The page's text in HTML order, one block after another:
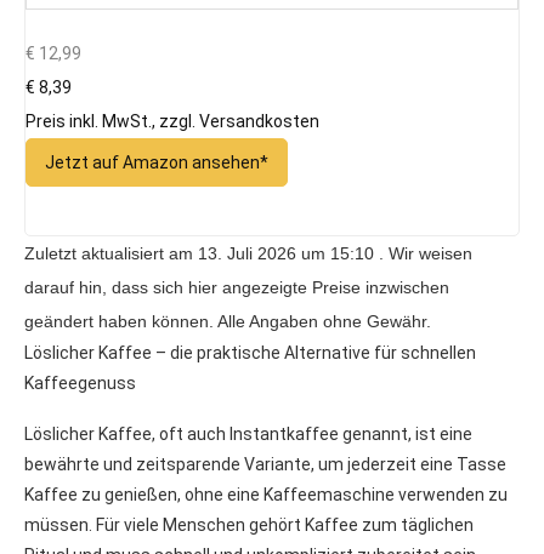
€ 12,99
€ 8,39
Preis inkl. MwSt., zzgl. Versandkosten
Jetzt auf Amazon ansehen*
Zuletzt aktualisiert am 13. Juli 2026 um 15:10 . Wir weisen
darauf hin, dass sich hier angezeigte Preise inzwischen
geändert haben können. Alle Angaben ohne Gewähr.
Löslicher Kaffee – die praktische Alternative für schnellen
Kaffeegenuss
Löslicher Kaffee, oft auch Instantkaffee genannt, ist eine
bewährte und zeitsparende Variante, um jederzeit eine Tasse
Kaffee zu genießen, ohne eine Kaffeemaschine verwenden zu
müssen. Für viele Menschen gehört Kaffee zum täglichen